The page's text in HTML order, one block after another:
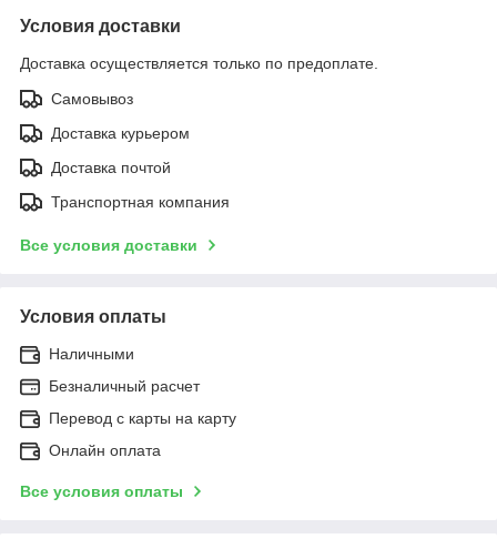
Условия доставки
Доставка осуществляется только по предоплате.
Самовывоз
Доставка курьером
Доставка почтой
Транспортная компания
Все условия доставки
Условия оплаты
Наличными
Безналичный расчет
Перевод с карты на карту
Онлайн оплата
Все условия оплаты